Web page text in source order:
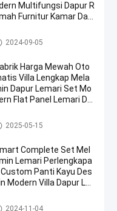
Multifungsi Dapur R
Furnitur Kamar Dap
Dapur Melamin
2024-09-05
Harga Mewah Oto
Villa Lengkap Mela
Dapur Lemari Set Mo
Flat Panel Lemari Da
Dapur Melamin
2025-05-15
Complete Set Mel
Lemari Perlengkapa
Panti Kayu Des
Modern Villa Dapur Le
Dapur Melamin
2024-11-04